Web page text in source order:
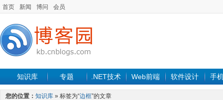
首页 新闻 博问 会员
知识库 专题 .NET技术 Web前端 软件设计 手
您的位置： 知识库 » 标签为“边框”的文章